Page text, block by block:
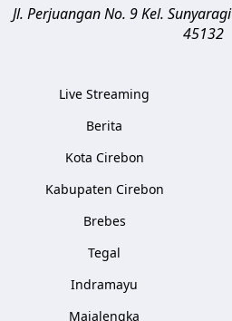
Jl. Perjuangan No. 9 Kel. Sunyaragi
45132
Live Streaming
Berita
Kota Cirebon
Kabupaten Cirebon
Brebes
Tegal
Indramayu
Majalengka